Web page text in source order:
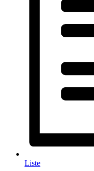
Liste